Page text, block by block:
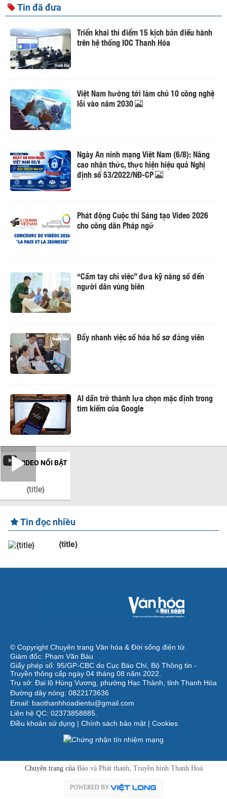
Tin đã đưa
Triển khai thí điểm 15 kịch bản điều hành
trên hệ thống IOC Thanh Hóa
Việt Nam hướng tới làm chủ 10 công nghệ
lõi vào năm 2030
Ngày An ninh mạng Việt Nam (6/8): Nâng
cao nhận thức, thực hiện hiệu quả Nghị
định số 53/2022/NĐ-CP
Phát động Cuộc thi Sáng tạo Video 2026
cho công dân Pháp ngữ
“Cầm tay chỉ việc” đưa kỹ năng số đến
người dân vùng biên
Đẩy nhanh việc số hóa hồ sơ đảng viên
AI dần trở thành lựa chọn mặc định trong
tìm kiếm của Google
VIDEO NỔI BẬT
{title}
Tin đọc nhiều
{title}
© Copyright Chuyên trang Văn hóa & Đời sống điện tử.
Giám đốc: Phạm Văn Báu
Giấy phép số: 95/GP-CBC do Cục Báo Chí, Bộ Thông tin -
Truyền thông cấp ngày 04 tháng 08 năm 2022.
Trụ sở: Đại lộ Hùng Vương, phường Hạc Thành, tỉnh Thanh Hóa
Đường dây nóng: 0822173636
Email: baothanhhoadientu@gmail.com
Liên hệ QC: 02373858885.
Điều khoản sử dụng | Chính sách bảo mật | Cookies
Chuyên trang của Báo và Phát thanh, Truyền hình Thanh Hoá
POWERED BY